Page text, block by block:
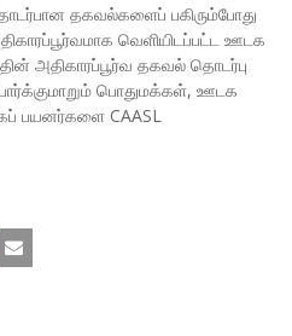
தகவல்களைப் பகிரும்போது
வெளியிடப்பட்ட ஊடக
அதிகாரப்பூர்வ தகவல் தொடர்பு
பொதுமக்கள், ஊடக
பயனர்களை CAASL